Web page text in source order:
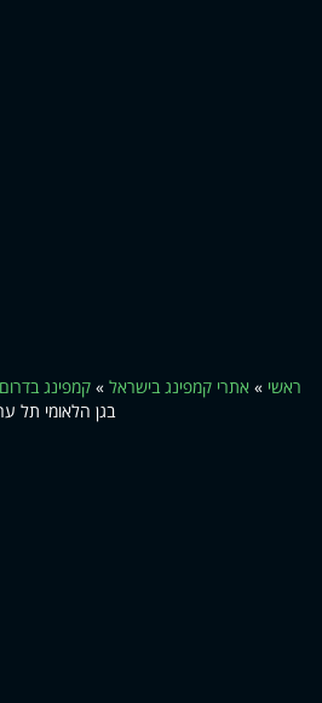
ראשי »אתרי קמפינג בישראל »קמפינג בדרום
בגן הלאומי תל